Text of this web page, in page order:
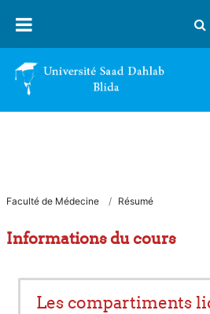
Faculté de Médecine Résumé
Informations du cours
Les compartiments